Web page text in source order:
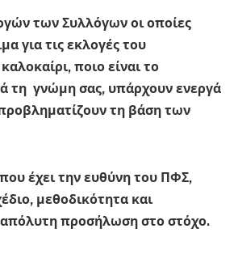
των Συλλόγων οι οποίες
για τις εκλογές του
ποιο είναι το
τη γνώμη σας, υπάρχουν ενεργά
τη βάση των
έχει την ευθύνη του ΠΦΣ,
μεθοδικότητα και
προσήλωση στο στόχο.